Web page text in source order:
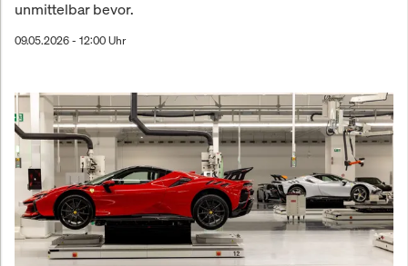
unmittelbar bevor.
09.05.2026 - 12:00 Uhr